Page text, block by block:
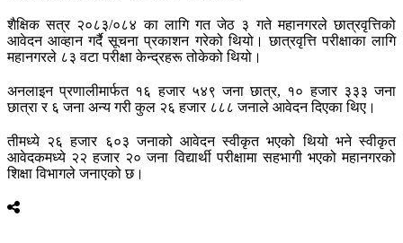
शैक्षिक सत्र २०८३/०८४ का लागि गत जेठ ३ गते महानगरले छात्रवृत्तिको
आवेदन आव्हान गर्दै सूचना प्रकाशन गरेको थियो। छात्रवृत्ति परीक्षाका लागि
महानगरले ८३ वटा परीक्षा केन्द्रहरू तोकेको थियो।
अनलाइन प्रणालीमार्फत १६ हजार ५४९ जना छात्र, १० हजार ३३३ जना
छात्रा र ६ जना अन्य गरी कुल २६ हजार ८८८ जनाले आवेदन दिएका थिए।
तीमध्ये २६ हजार ६०३ जनाको आवेदन स्वीकृत भएको थियो भने स्वीकृत
आवेदकमध्ये २२ हजार २० जना विद्यार्थी परीक्षामा सहभागी भएको महानगरको
शिक्षा विभागले जनाएको छ।